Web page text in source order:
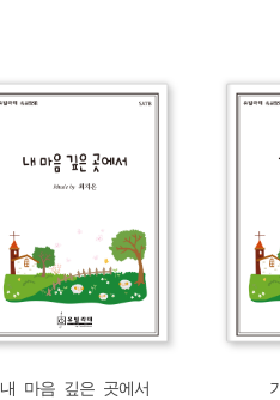
내 마음 깊은 곳에서